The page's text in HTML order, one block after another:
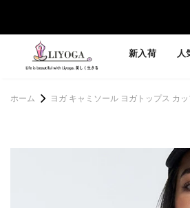
新入荷 人
ホーム ヨガ キャミソール ヨガトップス カ